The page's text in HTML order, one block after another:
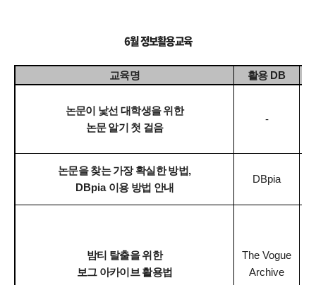
6월 정보활용교육
교육명 활용 DB
논문이 낯선 대학생을 위한
논문 알기 첫 걸음
-
논문을 찾는 가장 확실한 방법,
DBpia 이용 방법 안내
DBpia
밤티 탈출을 위한
보그 아카이브 활용법
The Vogue
Archive